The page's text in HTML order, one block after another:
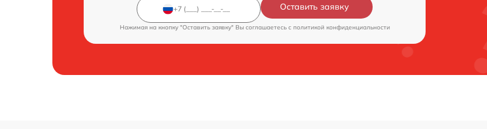
Оставить заявку
Нажимая на кнопку "Оставить заявку" Вы соглашаетесь c политикой конфиденциальности